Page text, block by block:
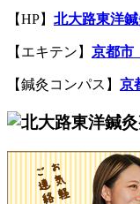
【HP】 北大路東洋
【エキテン】 京都市
【鍼灸コンパス】 京